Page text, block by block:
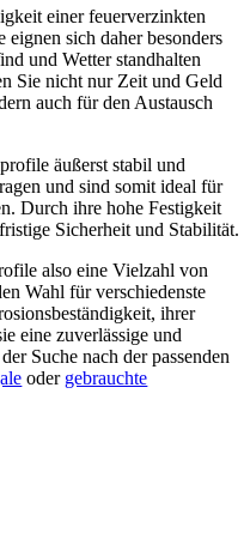
einer feuerverzinkten
sich daher besonders
und Wetter standhalten
Sie nicht nur Zeit und Geld
auch für den Austausch
äußerst stabil und
und sind somit ideal für
Durch ihre hohe Festigkeit
Sicherheit und Stabilität.
also eine Vielzahl von
Wahl für verschiedenste
ihrer
eine zuverlässige und
Suche nach der passenden
oder gebrauchte